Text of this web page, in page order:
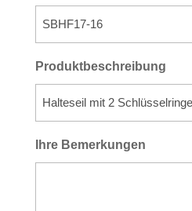
Produktbeschreibung
Ihre Bemerkungen